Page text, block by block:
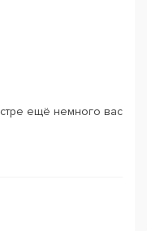
ещё немного вас